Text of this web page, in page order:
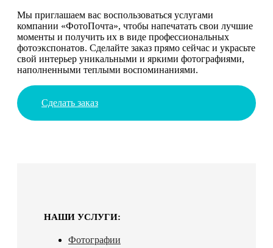
Мы приглашаем вас воспользоваться услугами
компании «ФотоПочта», чтобы напечатать свои лучшие
моменты и получить их в виде профессиональных
фотоэкспонатов. Сделайте заказ прямо сейчас и украсьте
свой интерьер уникальными и яркими фотографиями,
наполненными теплыми воспоминаниями.
Сделать заказ
НАШИ УСЛУГИ:
Фотографии